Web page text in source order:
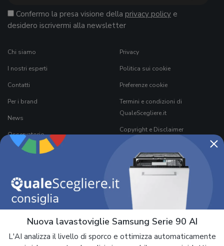
×
Nuova lavastoviglie Samsung Serie 90 AI
L'AI analizza il livello di sporco e ottimizza automaticamente
Confermo la presa visione della privacy policy e
desidero iscrivermi alla newsletter
Chi siamo
I nostri esperti
Contatti
Per i brand
News
Osservatorio
Ricerca Prodotti
Privacy
Politica sui cookie
Preferenze cookie
Termini e condizioni di
QualeScegliere.it
Copyright e Disclaimer
Come funziona QualeScegliere.it